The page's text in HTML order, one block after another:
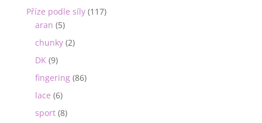
Příze podle síly (117)
aran (5)
chunky (2)
DK (9)
fingering (86)
lace (6)
sport (8)